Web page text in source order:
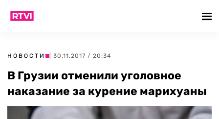
НОВОСТИ | 30.11.2017 / 20:34
В Грузии отменили уголовное
наказание за курение марихуаны